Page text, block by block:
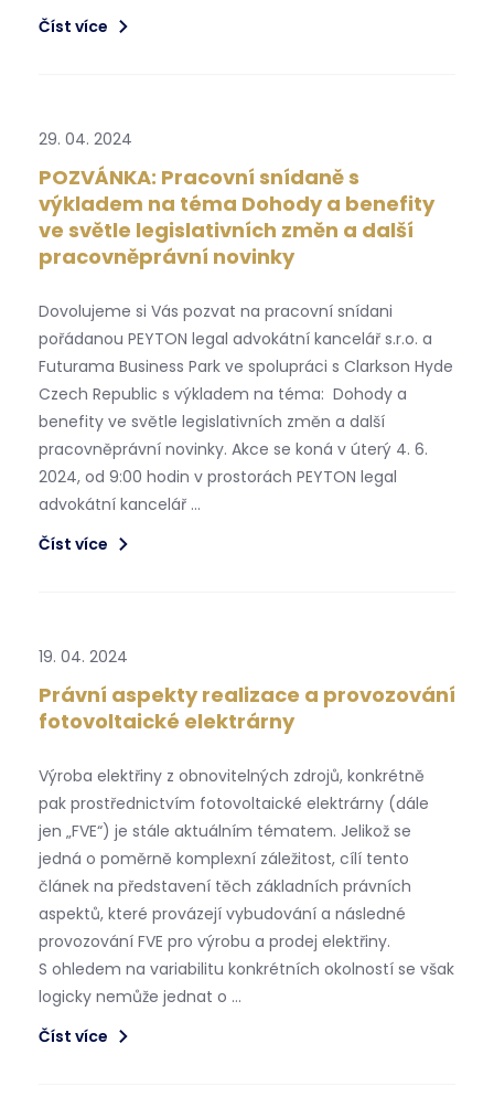
Číst více
29. 04. 2024
POZVÁNKA: Pracovní snídaně s
výkladem na téma Dohody a benefity
ve světle legislativních změn a další
pracovněprávní novinky
Dovolujeme si Vás pozvat na pracovní snídani
pořádanou PEYTON legal advokátní kancelář s.r.o. a
Futurama Business Park ve spolupráci s Clarkson Hyde
Czech Republic s výkladem na téma: Dohody a
benefity ve světle legislativních změn a další
pracovněprávní novinky. Akce se koná v úterý 4. 6.
2024, od 9:00 hodin v prostorách PEYTON legal
advokátní kancelář …
Číst více
19. 04. 2024
Právní aspekty realizace a provozování
fotovoltaické elektrárny
Výroba elektřiny z obnovitelných zdrojů, konkrétně
pak prostřednictvím fotovoltaické elektrárny (dále
jen „FVE“) je stále aktuálním tématem. Jelikož se
jedná o poměrně komplexní záležitost, cílí tento
článek na představení těch základních právních
aspektů, které provázejí vybudování a následné
provozování FVE pro výrobu a prodej elektřiny.
S ohledem na variabilitu konkrétních okolností se však
logicky nemůže jednat o …
Číst více